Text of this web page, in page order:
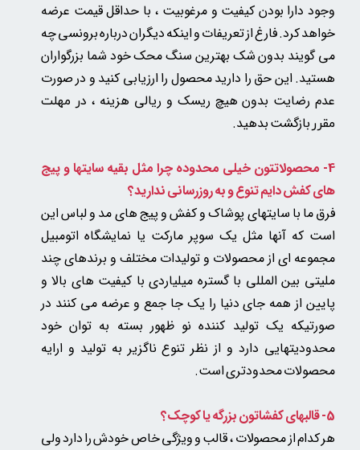
وجود دارا بودن کیفیت و مرغوبیت ، با حداقل قیمت عرضه
خواهد کرد. فارغ از تعریفات و اینکه دیگران درباره برونسی چه
می گویند بدون شک بهترین سنگ محک خود شما بزرگواران
هستید. این حق را دارید محصول را ارزیابی کنید و در صورت
عدم رضایت بدون هیچ ریسک و ریالی هزینه ، در مهلت
مقرر بازگشت بدهید.
4- محصولاتتون خیلی محدوده چرا مثل بقیه سایتها و پیج
های کفش دایم تنوع و به روزرسانی ندارید؟
فرق ما با سایتهای پوشاک و کفش و پیج های مد و لباس این
است که آنها مثل یک سوپر مارکت یا نمایشگاه اتومبیل
مجموعه ای از محصولات و تولیدات مختلف و برندهای چند
ملیتی بین المللی با گستره میلیاردی با کیفیت های بالا و
پایین از همه جای دنیا را یک جا جمع و عرضه می کنند در
صورتیکه یک تولید کننده نو ظهور بسته به توان خود
محدودیتهایی دارد و از نظر تنوع ناگزیر به تولید و ارایه
محصولات محدودتری است.
5- قالبهای کفشاتون بزرگه یا کوچک؟
هر کدام از محصولات ، قالب و ویژگی خاص خودش را دارد ولی